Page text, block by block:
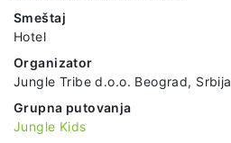
Smeštaj
Hotel
Organizator
Jungle Tribe d.o.o. Beograd, Srbija
Grupna putovanja
Jungle Kids